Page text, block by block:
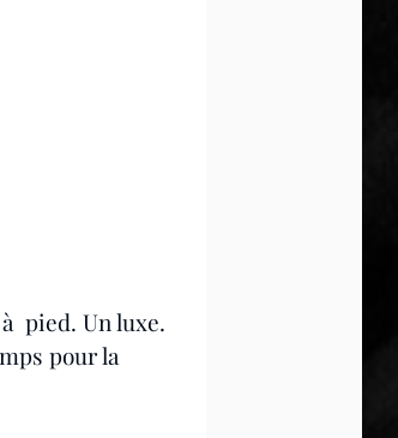
pied. Un luxe.
pour la